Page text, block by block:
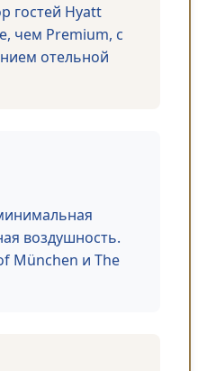
гостей Hyatt
чем Premium, с
отельной
воздушность.
München и The